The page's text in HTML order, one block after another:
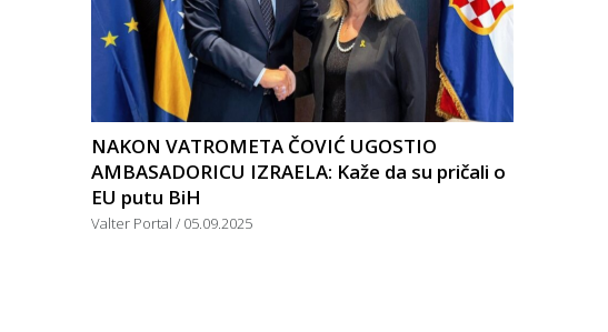
NAKON VATROMETA ČOVIĆ UGOSTIO
AMBASADORICU IZRAELA: Kaže da su pričali o
EU putu BiH
Valter Portal 05.09.2025